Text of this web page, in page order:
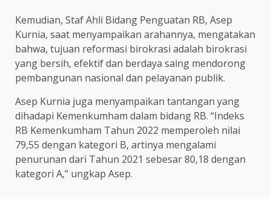
Kemudian, Staf Ahli Bidang Penguatan RB, Asep
Kurnia, saat menyampaikan arahannya, mengatakan
bahwa, tujuan reformasi birokrasi adalah birokrasi
yang bersih, efektif dan berdaya saing mendorong
pembangunan nasional dan pelayanan publik.
Asep Kurnia juga menyampaikan tantangan yang
dihadapi Kemenkumham dalam bidang RB. “Indeks
RB Kemenkumham Tahun 2022 memperoleh nilai
79,55 dengan kategori B, artinya mengalami
penurunan dari Tahun 2021 sebesar 80,18 dengan
kategori A,” ungkap Asep.